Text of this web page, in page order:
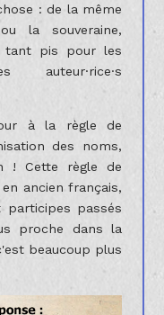
: de la même
la souveraine,
tant pis pour les
auteur·rice·s
à la règle de
des noms,
! Cette règle de
ancien français,
participes passés
proche dans la
beaucoup plus